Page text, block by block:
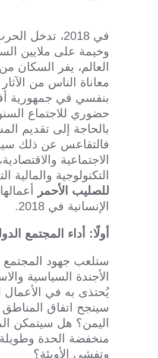
في 2018،
وخيمة على ملايين
العالم، يفر السكان
معاناة الناس من
بنفسي في جمهورية
حضوري للاجتماع
بالحاجة إلى تقديم
فالتقاعس عن ذلك
الاجتماعية
التكنولوجية
للصليب الأحمر
الإنسانية في 2018.
أولًا: أداء المجتمع
ستلعب جهود المجتمع
يُحتذى به في الأعمال
سينجح اتفاق
اليمن؟ هل سيتمكن
منخفضة الحدة
وتفشي الأوبئة؟